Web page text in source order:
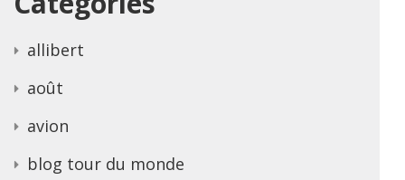
allibert
août
avion
blog tour du monde